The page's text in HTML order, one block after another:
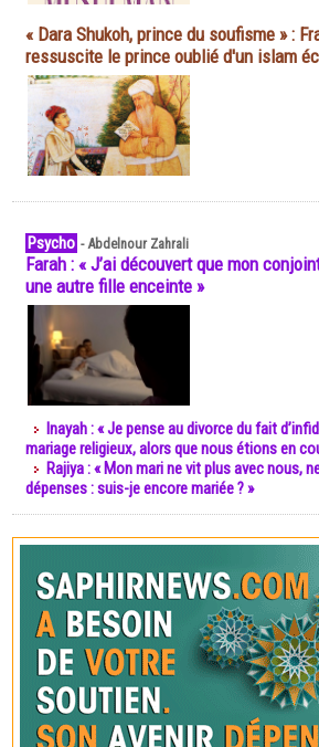
« Dara Shukoh, prince du soufisme » :
ressuscite le prince oublié d'un islam
Psycho -Abdelnour Zahrali
Farah : « J’ai découvert que mon
une autre fille enceinte »
Inayah : « Je pense au divorce du fait
mariage religieux, alors que nous étions en
Rajiya : « Mon mari ne vit plus avec nous,
dépenses : suis-je encore mariée ? »